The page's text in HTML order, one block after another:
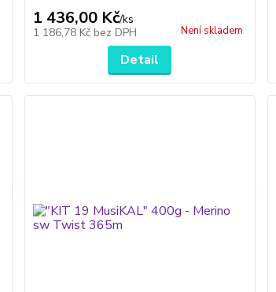
1 436,00 Kč/ks
1 186,78 Kč bez DPH Není skladem
Detail